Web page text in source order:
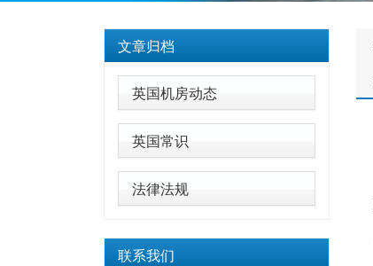
文章归档
英国机房动态
英国常识
法律法规
联系我们